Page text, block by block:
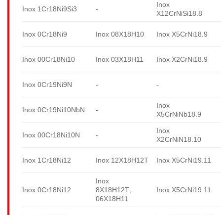
Inox 1Cr18Ni9Si3 -
Inox
X12CrNiSi18.8
Inox 0Cr18Ni9 Inox 08X18H10 Inox X5CrNi18.9
Inox 00Cr18Ni10 Inox 03X18H11 Inox X2CrNi18.9
Inox 0Cr19Ni9N - -
Inox 0Cr19Ni10NbN -
Inox
X5CrNiNb18.9
Inox 00Cr18Ni10N -
Inox
X2CrNiN18.10
Inox 1Cr18Ni12 Inox 12X18H12T Inox X5CrNi19.11
Inox 0Cr18Ni12
Inox
8X18H12T、
06X18H11
Inox X5CrNi19.11